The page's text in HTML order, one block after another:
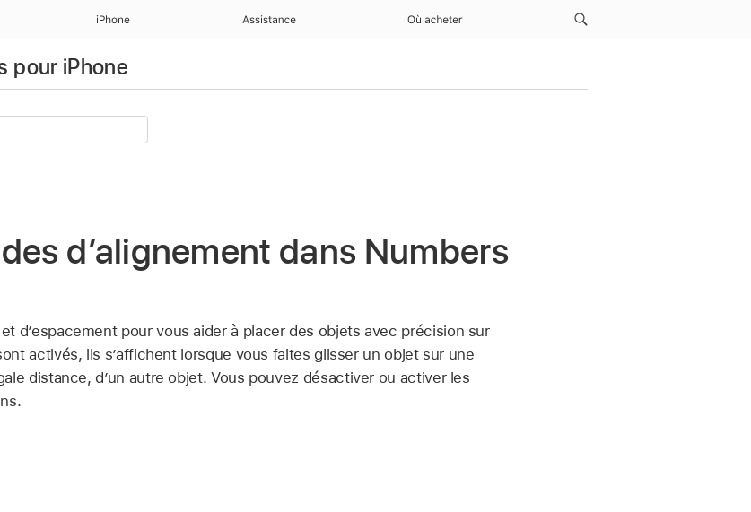
iPhone Assistance Où acheter
pour iPhone
d’alignement dans Numbers
d’espacement pour vous aider à placer des objets avec précision sur
activés, ils s’affichent lorsque vous faites glisser un objet sur une
distance, d’un autre objet. Vous pouvez désactiver ou activer les